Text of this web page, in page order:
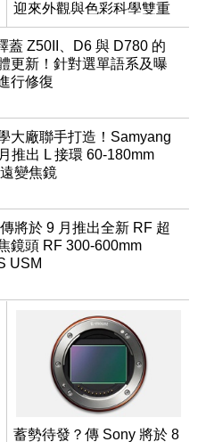
迎來外觀與色彩科學雙重
優化
蓋 Z50II、D6 與 D780 的
更新！針對選單語系及曝
行修復
大廠聯手打造！Samyang
推出 L 接環 60-180mm
變焦鏡
將於 9 月推出全新 RF 超
鏡頭 RF 300-600mm
USM
蓄勢待發？傳 Sony 將於 8